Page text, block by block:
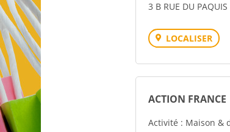
3 B RUE DU
LOCALISER
ACTION FRANCE
Activité : Maison &